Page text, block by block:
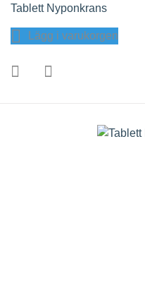
Tablett Nyponkrans
Lägg i varukorgen